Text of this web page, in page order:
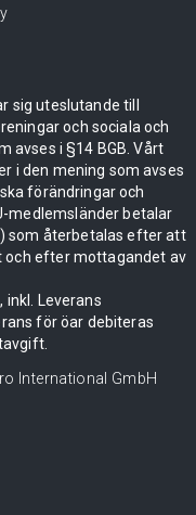
sig uteslutande till
och sociala och
avses i §14 BGB. Vårt
i den mening som avses
förändringar och
medlemsländer betalar
som återbetalas efter att
och efter mottagandet av
inkl. Leverans
för öar debiteras
International GmbH